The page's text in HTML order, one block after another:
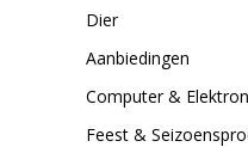
Dier
Aanbiedingen
Computer &
Feest &